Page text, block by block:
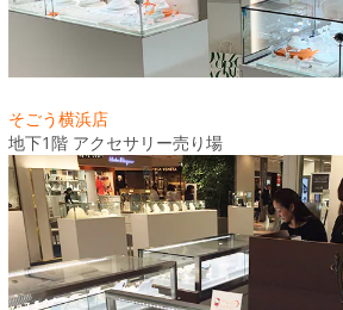
そごう横浜店
地下1階 アクセサリー売り場